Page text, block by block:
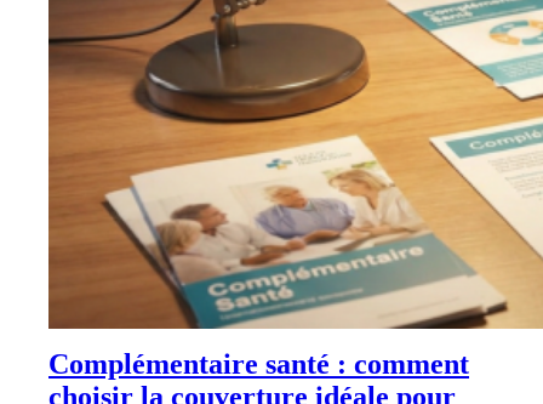
Complémentaire santé : comment
choisir la couverture idéale pour